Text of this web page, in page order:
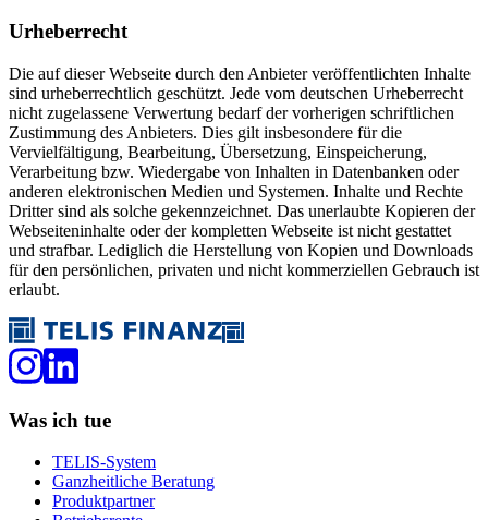
Urheberrecht
Die auf dieser Webseite durch den Anbieter veröffentlichten Inhalte
sind urheberrechtlich geschützt. Jede vom deutschen Urheberrecht
nicht zugelassene Verwertung bedarf der vorherigen schriftlichen
Zustimmung des Anbieters. Dies gilt insbesondere für die
Vervielfältigung, Bearbeitung, Übersetzung, Einspeicherung,
Verarbeitung bzw. Wiedergabe von Inhalten in Datenbanken oder
anderen elektronischen Medien und Systemen. Inhalte und Rechte
Dritter sind als solche gekennzeichnet. Das unerlaubte Kopieren der
Webseiteninhalte oder der kompletten Webseite ist nicht gestattet
und strafbar. Lediglich die Herstellung von Kopien und Downloads
für den persönlichen, privaten und nicht kommerziellen Gebrauch ist
erlaubt.
Was ich tue
TELIS-System
Ganzheitliche Beratung
Produktpartner